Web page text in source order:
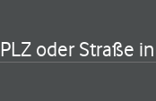
PLZ oder Straße